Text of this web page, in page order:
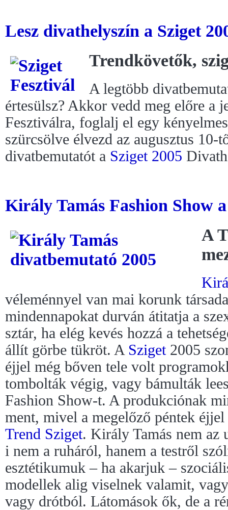
Lesz divathelyszín a Sziget
Trendkövetők,
A legtöbb
értesülsz? Akkor vedd meg előre a
Fesztiválra, foglalj el egy
szürcsölve élvezd az augusztus
divatbemutatót a Sziget 2005
Király Tamás Fashion Show
A
véleménnyel van mai korunk
mindennapokat durván átitatja a
sztár, ha elég kevés hozzá a
állít görbe tükröt. A Sziget2005
éjjel még bőven tele volt
tombolták végig, vagy bámulták
Fashion Show-t. A produkciónak
ment, mivel a megelőző péntek
Trend Sziget. Király Tamás nem az
i nem a ruháról, hanem a testről
esztétikumuk – ha akarjuk –
modellek alig viselnek valamit,
vagy drótból. Látomások ők, de a